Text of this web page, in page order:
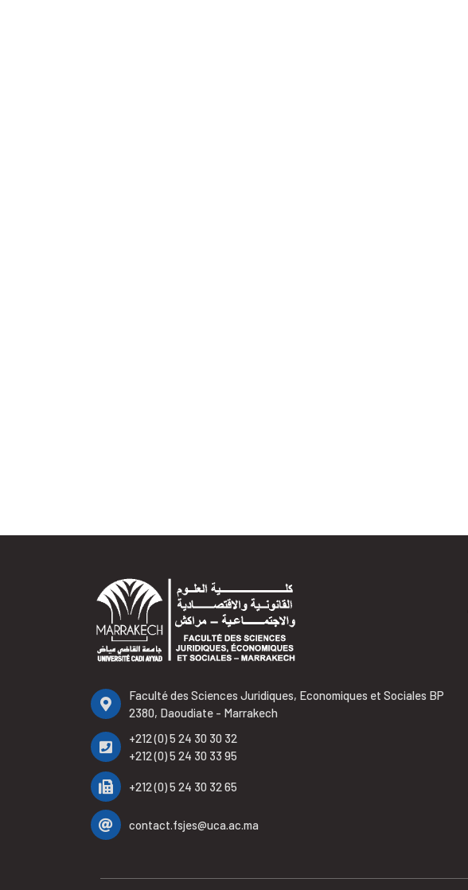
Faculté des Sciences Juridiques, Economiques et Sociales BP
2380, Daoudiate - Marrakech
+212 (0) 5 24 30 30 32
+212 (0) 5 24 30 33 95
+212 (0) 5 24 30 32 65
contact.fsjes@uca.ac.ma